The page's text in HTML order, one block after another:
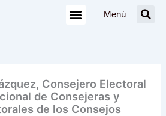
Menú
Consejero Electoral
de Consejeras y
de los Consejos